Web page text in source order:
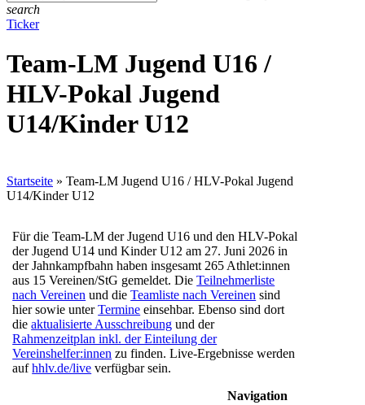
search
Close
Ticker
Team-LM Jugend U16 /
HLV-Pokal Jugend
U14/Kinder U12
Startseite » Team-LM Jugend U16 / HLV-Pokal Jugend
U14/Kinder U12
Für die Team-LM der Jugend U16 und den HLV-Pokal
der Jugend U14 und Kinder U12 am 27. Juni 2026 in
der Jahnkampfbahn haben insgesamt 265 Athlet:innen
aus 15 Vereinen/StG gemeldet. DieTeilnehmerliste
nach Vereinen und dieTeamliste nach Vereinen sind
hier sowie unterTermine einsehbar. Ebenso sind dort
dieaktualisierte Ausschreibung und der
Rahmenzeitplan inkl. der Einteilung der
Vereinshelfer:innen zu finden. Live-Ergebnisse werden
aufhhlv.de/live verfügbar sein.
Navigation